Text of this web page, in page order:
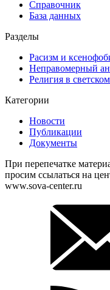
Справочник
База данных
Разделы
Расизм и
Неправомерный
Религия в
Категории
Новости
Публикации
Документы
При перепечатке
просим ссылаться на
www.sova-center.ru